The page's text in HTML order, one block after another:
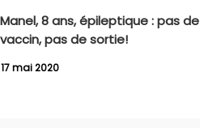
Manel, 8 ans, épileptique : pas de
vaccin, pas de sortie!
17 mai 2020